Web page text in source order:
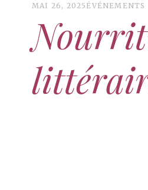
MAI 26, 2025 ÉVÉNEMENTS